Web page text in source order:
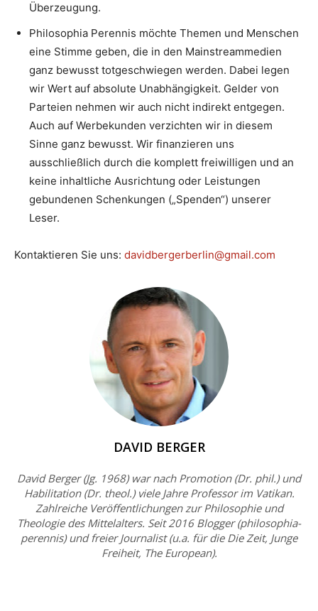
Überzeugung.
Philosophia Perennis möchte Themen und Menschen
eine Stimme geben, die in den Mainstreammedien
ganz bewusst totgeschwiegen werden. Dabei legen
wir Wert auf absolute Unabhängigkeit. Gelder von
Parteien nehmen wir auch nicht indirekt entgegen.
Auch auf Werbekunden verzichten wir in diesem
Sinne ganz bewusst. Wir finanzieren uns
ausschließlich durch die komplett freiwilligen und an
keine inhaltliche Ausrichtung oder Leistungen
gebundenen Schenkungen („Spenden“) unserer
Leser.
Kontaktieren Sie uns: davidbergerberlin@gmail.com
DAVID BERGER
David Berger (Jg. 1968) war nach Promotion (Dr. phil.) und
Habilitation (Dr. theol.) viele Jahre Professor im Vatikan.
Zahlreiche Veröffentlichungen zur Philosophie und
Theologie des Mittelalters. Seit 2016 Blogger (philosophia-
perennis) und freier Journalist (u.a. für die Die Zeit, Junge
Freiheit, The European).